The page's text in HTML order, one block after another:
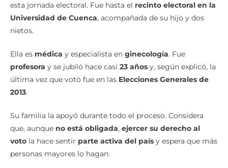
esta jornada electoral. Fue hasta el recinto electoral en la
Universidad de Cuenca, acompañada de su hijo y dos
nietos.
Ella es médica y especialista en ginecología. Fue
profesora y se jubiló hace casi 23 años y, según explicó, la
última vez que votó fue en las Elecciones Generales de
2013.
Su familia la apoyó durante todo el proceso. Considera
que, aunque no está obligada, ejercer su derecho al
voto la hace sentir parte activa del país y espera que más
personas mayores lo hagan.